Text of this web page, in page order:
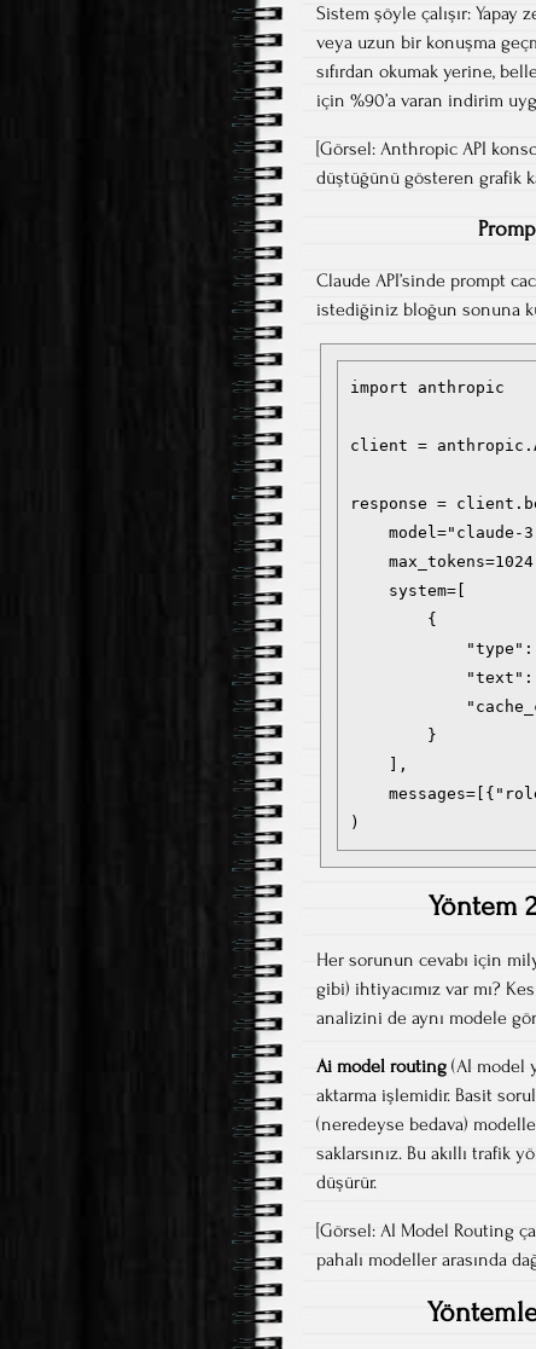
Sistem şöyle çalışır:
veya uzun bir konuşma
sıfırdan okumak yerine,
için %90’a varan indirim
[Görsel: Anthropic API
düştüğünü gösteren grafik
Claude API’sinde prompt
istediğiniz bloğun sonuna
import anthropic
client =
response =
model="claude-
    system=[
        {
"type":
        }
    ],
)
Yöntem
Her sorunun cevabı için
gibi) ihtiyacımız var mı?
analizini de aynı modele
Ai model routing (AI model
aktarma işlemidir. Basit
(neredeyse bedava)
saklarsınız. Bu akıllı trafik
düşürür.
[Görsel: AI Model Routing
pahalı modeller arasında